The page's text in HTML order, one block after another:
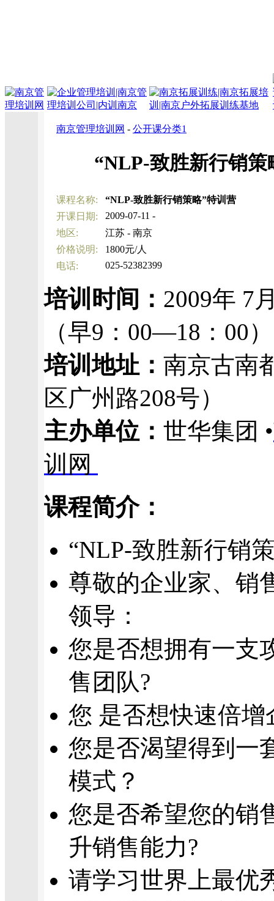
南京管理培训网 - 公开课分类1
“NLP-致胜新行销策
课程名称:
“NLP-致胜新行销策略”特训营
开课日期:
2009-07-11 -
地区:
江苏 - 南京
价格说明:
1800元/人
电话:
025-52382399
培训时间： 2009年 7
（早9：00—18：00）
培训地址： 南京古南
区广州路208号）
主办单位： 世华集团 •
训网
课程简介：
“NLP-致胜新行销
尊敬的企业家、销
领导：
您是否想拥有一支
售团队?
您 是否想快速倍
您是否渴望得到一
模式？
您是否希望您的销
升销售能力?
请学习世界上最优